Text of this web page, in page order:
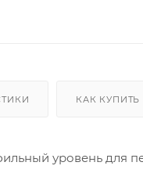
КАК КУПИТЬ
уровень для